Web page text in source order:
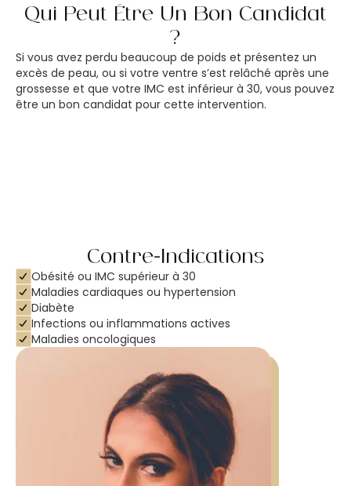
Qui Peut Être Un Bon Candidat
?
Si vous avez perdu beaucoup de poids et présentez un
excès de peau, ou si votre ventre s’est relâché après une
grossesse et que votre IMC est inférieur à 30, vous pouvez
être un bon candidat pour cette intervention.
Contre-Indications
Obésité ou IMC supérieur à 30
Maladies cardiaques ou hypertension
Diabète
Infections ou inflammations actives
Maladies oncologiques